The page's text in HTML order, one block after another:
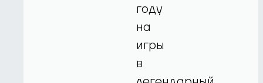
году
на
игры
в